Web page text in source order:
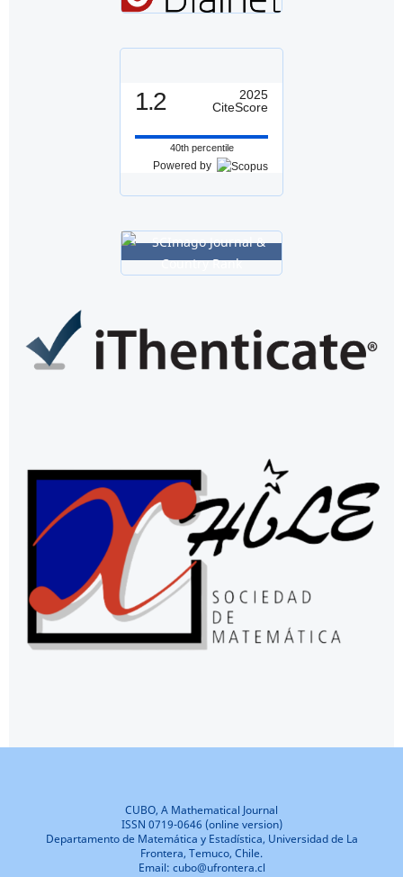
1.2
2025
CiteScore
40th percentile
Powered by
CUBO, A Mathematical Journal
ISSN 0719-0646 (online version)
Departamento de Matemática y Estadística, Universidad de La
Frontera, Temuco, Chile.
Email: cubo@ufrontera.cl